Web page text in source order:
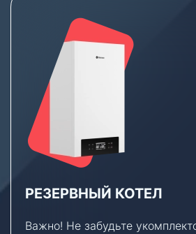
РЕЗЕРВНЫЙ КОТЕЛ
Важно! Не забудьте